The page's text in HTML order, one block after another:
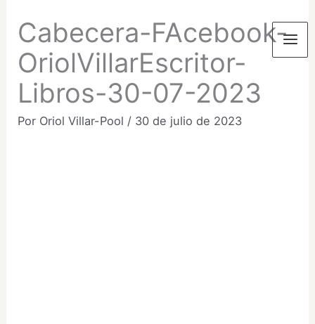
contenido
Cabecera-FAcebook-
OriolVillarEscritor-
Libros-30-07-2023
Por Oriol Villar-Pool / 30 de julio de 2023